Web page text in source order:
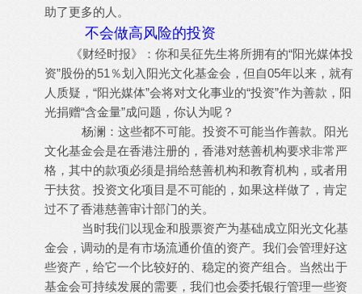
助了更多的人。
不会做高风险的投资
《财经时报》：你和吴征先生将所拥有的“阳光媒体投
资”股份的51％划入阳光文化基金会，但自05年以来，就有
人质疑，“阳光媒体”会将对文化事业的“投资”作为善款，阳
光捐赠“含金量”成问题，你认为呢？
杨澜：这些都不可能。投资不可能当作善款。阳光
文化基金会是在香港注册的，香港对慈善机构要求非常严
格，其中的款项必须是捐给慈善机构和教育机构，或者用
于扶贫。投资文化项目是不可能的，如果这样做了，肯定
过不了香港慈善审计部门的关。
当时我们以现金和股票资产为基础成立阳光文化基
金会，调动的是有市场流通价值的资产。我们会管理好这
些资产，给它一个比较好的、稳定的资产组合。当然出于
基金会可持续发展的需要，我们也会委托银行管理一些资